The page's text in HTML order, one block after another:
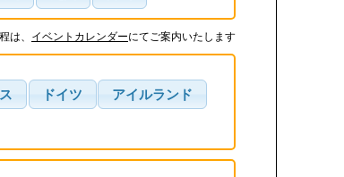
は、 イベントカレンダーにてご案内いたします
ドイツ アイルランド